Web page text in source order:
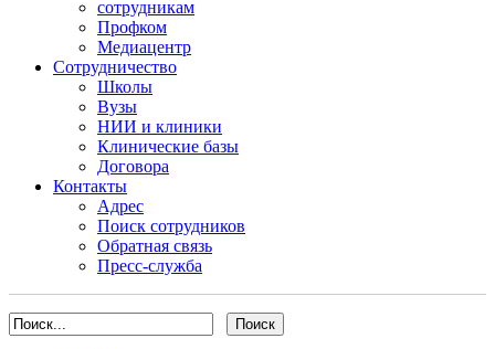
сотрудникам
Профком
Медиацентр
Сотрудничество
Школы
Вузы
НИИ и клиники
Клинические базы
Договора
Контакты
Адрес
Поиск сотрудников
Обратная связь
Пресс-служба